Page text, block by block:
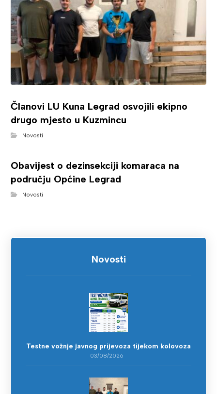
Članovi LU Kuna Legrad osvojili ekipno
drugo mjesto u Kuzmincu
Novosti
Obavijest o dezinsekciji komaraca na
području Općine Legrad
Novosti
Novosti
Testne vožnje javnog prijevoza tijekom kolovoza
03/08/2026